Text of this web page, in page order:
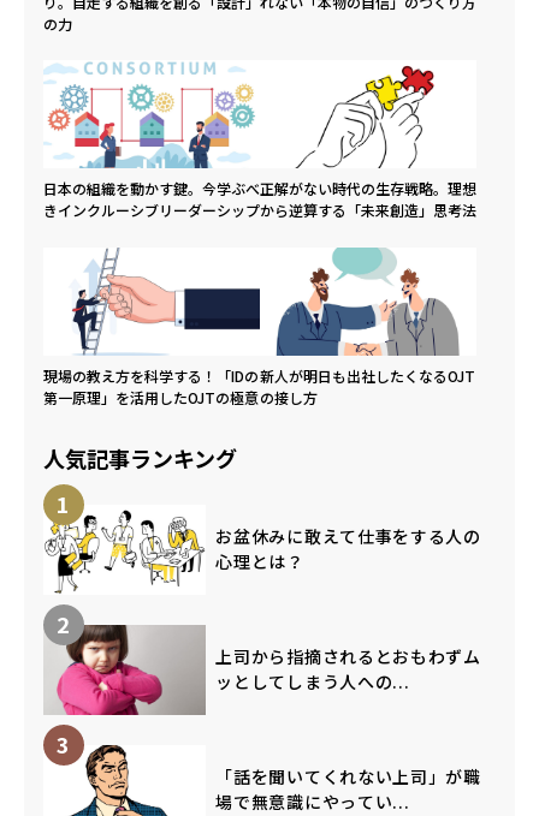
の力
日本の組織を動かす鍵。今学ぶべ
きインクルーシブリーダーシップ
正解がない時代の生存戦略。理想
から逆算する「未来創造」思考法
現場の教え方を科学する！「IDの
第一原理」を活用したOJTの極意
新人が明日も出社したくなるOJT
の接し方
人気記事ランキング
1
お盆休みに敢えて仕事をする人の
心理とは？
2
上司から指摘されるとおもわずム
ッとしてしまう人への...
3
「話を聞いてくれない上司」が職
場で無意識にやってい...